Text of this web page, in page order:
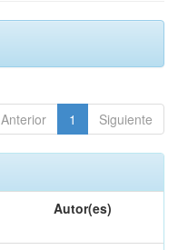
Anterior 1 Siguiente
Autor(es)